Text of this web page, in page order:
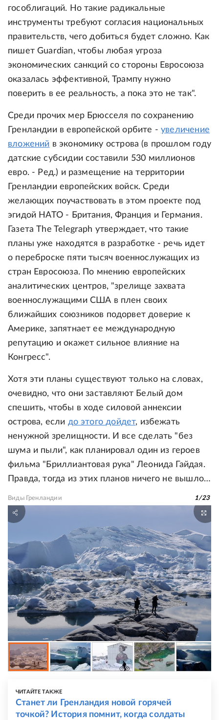
гособлигаций. Но такие радикальные
инструменты требуют согласия национальных
правительств, чего добиться будет сложно. Как
пишет Guardian, чтобы любая угроза
экономических санкций со стороны Евросоюза
оказалась эффективной, Трампу нужно
поверить в ее реальность, а пока это не так".
Среди прочих мер Брюсселя по сохранению
Гренландии в европейской орбите -увеличение
вложений в экономику острова (в прошлом году
датские субсидии составили 530 миллионов
евро. - Ред.) и размещение на территории
Гренландии европейских войск. Среди
желающих поучаствовать в этом проекте под
эгидой НАТО - Британия, Франция и Германия.
Газета The Telegraph утверждает, что такие
планы уже находятся в разработке - речь идет
о переброске пяти тысяч военнослужащих из
стран Евросоюза. По мнению европейских
аналитических центров, "зрелище захвата
военнослужащими США в плен своих
ближайших союзников подорвет доверие к
Америке, запятнает ее международную
репутацию и окажет сильное влияние на
Конгресс".
Хотя эти планы существуют только на словах,
очевидно, что они заставляют Белый дом
спешить, чтобы в ходе силовой аннексии
острова, если до этого дойдет, избежать
ненужной зрелищности. И все сделать "без
шума и пыли", как планировал один из героев
фильма "Бриллиантовая рука" Леонида Гайдая.
Правда, тогда из этих планов ничего не вышло…
Виды Гренландии 1/23
ЧИТАЙТЕ ТАКЖЕ
Станет ли Гренландия новой горячей
точкой? История помнит, когда солдаты